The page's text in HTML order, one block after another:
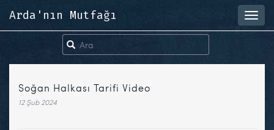
Arda'nın Mutfağı
Soğan Halkası Tarifi Video
12 Şub 2024